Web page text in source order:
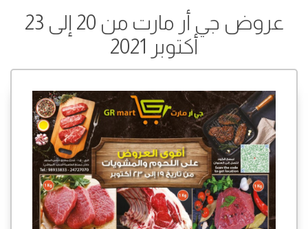
عروض جي أر مارت من 20 إلى 23
أكتوبر 2021